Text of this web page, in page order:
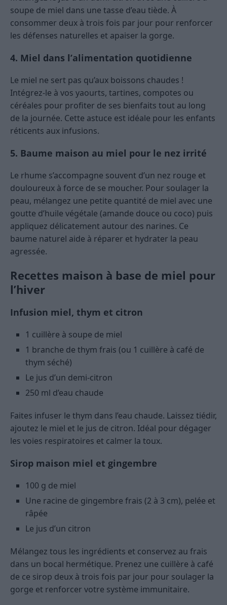
soupe de miel dans une tasse d’eau tiède. À
consommer deux à trois fois par jour pour renforcer
les défenses naturelles et apaiser la gorge.
4. Miel dans l’alimentation quotidienne
Le miel ne sert pas qu’aux boissons chaudes !
Intégrez-le à vos yaourts, tartines, compotes ou
céréales pour profiter de ses bienfaits tout au long
de la journée. Cette astuce est idéale pour les enfants
réticents aux infusions.
5. Baume maison au miel pour le nez irrité
Le rhume s’accompagne souvent d’un nez rouge et
douloureux à force de se moucher. Pour soulager la
peau, mélangez une petite quantité de miel avec une
goutte d’huile végétale (amande douce ou coco) puis
appliquez délicatement autour des narines. Ce
baume naturel aide à réparer et hydrater la peau
agressée.
Recettes maison à base de miel pour
l’hiver
Infusion miel, thym et citron
1 cuillère à soupe de miel
1 branche de thym frais (ou 1 cuillère à café de
thym séché)
Le jus d’un demi-citron
250 ml d’eau chaude
Faites infuser le thym dans l’eau chaude. Laissez tiédir,
ajoutez le miel et le jus de citron. Idéal pour dégager
les voies respiratoires et calmer la toux.
Sirop maison miel et gingembre
100 g de miel
Une racine de gingembre frais (2 à 3 cm), pelée et
râpée
Le jus d’un citron
Mélangez tous les ingrédients et conservez au frais
dans un bocal hermétique. Prenez une cuillère à café
de ce sirop deux à trois fois par jour pour soulager la
gorge et renforcer votre système immunitaire.